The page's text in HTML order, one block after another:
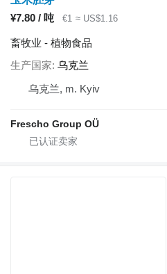
¥7.80 / 吨
€1 ≈ US$1.16
畜牧业 - 植物食品
生产国家 乌克兰
乌克兰, m. Kyiv
Frescho Group OÜ